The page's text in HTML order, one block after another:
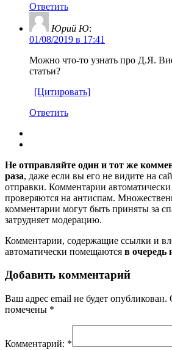
Ответить
Юрий Ю:
01/08/2019 в 17:41
Можно что-то узнать про Д.Я.
статьи?
[Цитировать]
Ответить
Не отправляйте один и тот же
раза, даже если вы его не видите на
отправки. Комментарии
проверяются на антиспам.
комментарии могут быть приняты за
затрудняет модерацию.
Комментарии, содержащие ссылки и
автоматически помещаются в очередь
Добавить комментарий
Ваш адрес email не будет опубликован.
помечены *
Комментарий: *